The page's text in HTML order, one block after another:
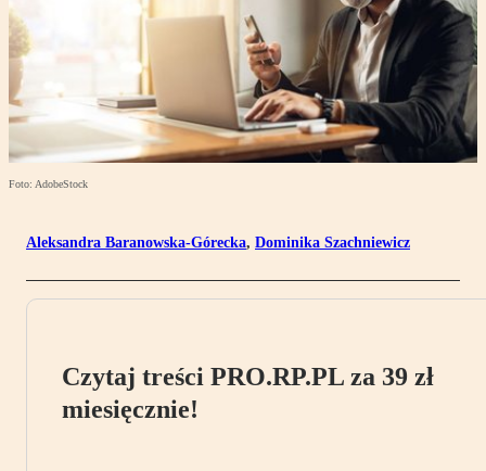
Foto: AdobeStock
Aleksandra Baranowska-Górecka, Dominika Szachniewicz
Czytaj treści PRO.RP.PL za 39 zł
miesięcznie!